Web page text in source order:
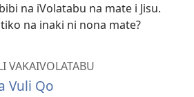
na iVolatabu na mate i Jisu.
na inaki ni nona mate?
VAKAIVOLATABU
Vuli Qo